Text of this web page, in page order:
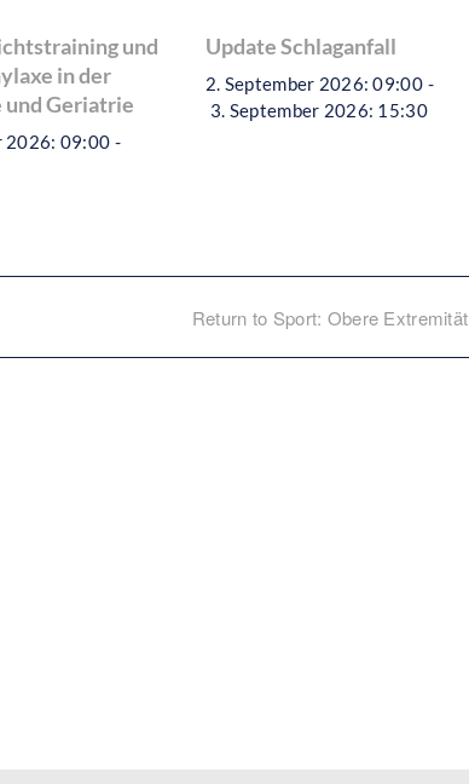
und
in der
Geriatrie
2026: 09:00 -
Update Schlaganfall
2. September 2026: 09:00 -
3. September 2026: 15:30
Return to Sport: Obere Extremität